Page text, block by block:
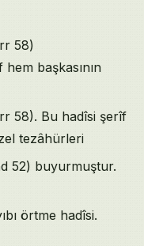
58)
başkasının
58). Bu hadîsi şerîf
tezâhürleri
52) buyurmuştur.
örtme hadîsi.